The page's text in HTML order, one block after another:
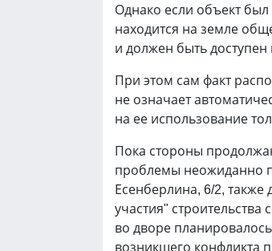
Однако если объект
находится на земле
и должен быть
При этом сам факт
не означает
на ее использование
Пока стороны
проблемы неожиданно
Есенберлина, 6/2,
участия"
во дворе
возникшего конфликта